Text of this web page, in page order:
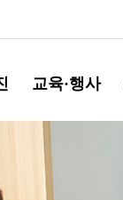
교육·행사